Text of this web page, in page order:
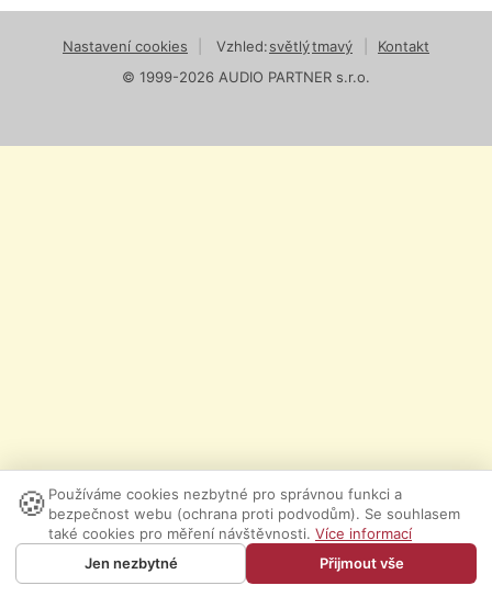
Nastavení cookies Vzhled:světlýtmavý
Kontakt
© 1999-2026 AUDIO PARTNER s.r.o.
🍪 Používáme cookies nezbytné pro správnou funkci a
bezpečnost webu (ochrana proti podvodům). Se souhlasem
také cookies pro měření návštěvnosti. Více informací
Jen nezbytné
Přijmout vše